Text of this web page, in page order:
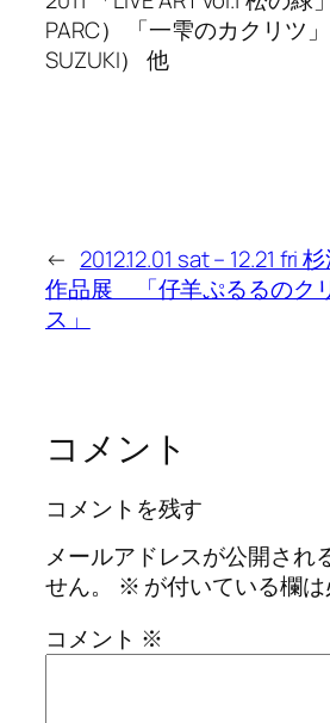
PARC） 「一雫のカクリツ」
SUZUKI） 他
← 2012.12.01 sat – 12.21 fri
作品展 「仔羊ぷるるのク
ス」
コメント
コメントを残す
メールアドレスが公開され
せん。
※ が付いている欄
コメント ※